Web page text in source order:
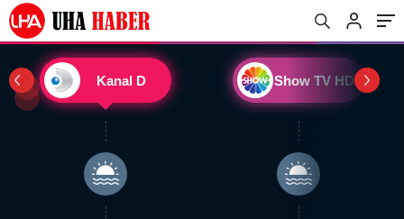
Kanal D Show TV HD